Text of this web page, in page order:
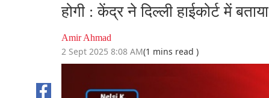
होगी : केंद्र ने दिल्ली हाईकोर्ट में बताया
Amir Ahmad
2 Sept 2025 8:08 AM(1 mins read )